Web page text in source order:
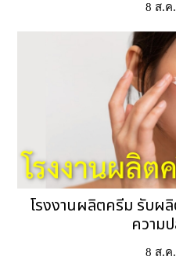
8 ส.ค
โรงงานผลิตครีม รับผ
ความ
8 ส.ค